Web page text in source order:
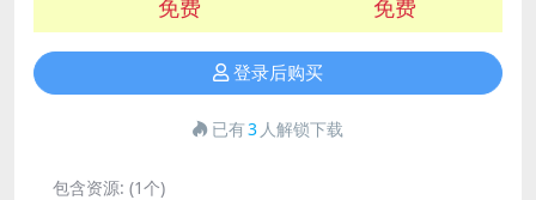
免费 免费
登录后购买
已有3 人解锁下载
包含资源: (1个)